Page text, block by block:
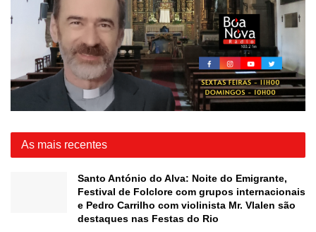
As mais recentes
Santo António do Alva: Noite do Emigrante,
Festival de Folclore com grupos internacionais
e Pedro Carrilho com violinista Mr. Vlalen são
destaques nas Festas do Rio